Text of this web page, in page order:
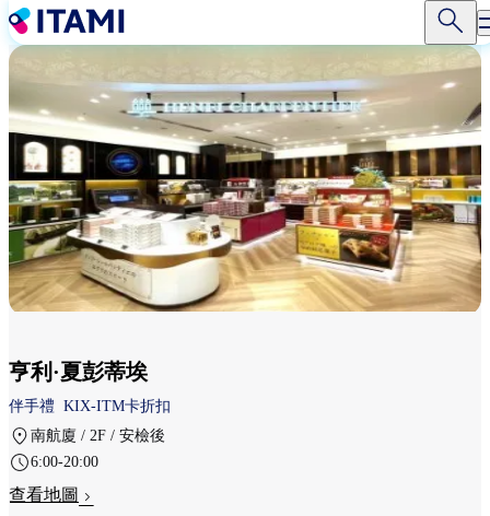
移
至
主
容
亨利·夏彭蒂埃
伴手禮 KIX-ITM卡折扣
南航廈 / 2F / 安檢後
6:00-20:00
查看地圖